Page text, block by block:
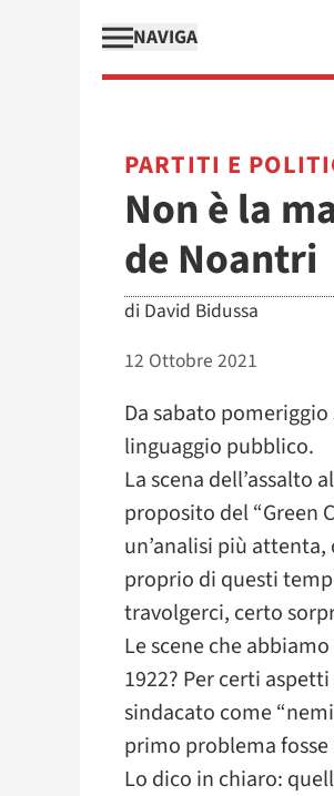
NAVIGA
PARTITI E
Non è la
de Noantri
di David Bidussa
12 Ottobre 2021
Da sabato
linguaggio pubblico.
La scena dell’assalto
proposito del “Green
un’analisi più
proprio di questi
travolgerci, certo
Le scene che
1922? Per certi
sindacato come
primo problema
Lo dico in chiaro: